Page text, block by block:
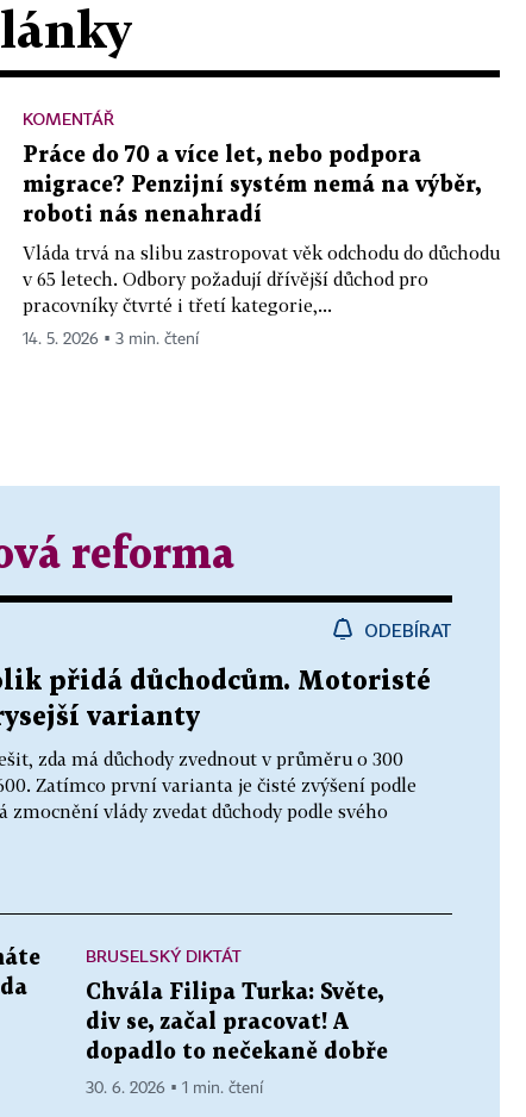
KOMENTÁŘ
Práce do 70 a více let, nebo podpora
migrace? Penzijní systém nemá na výběr,
roboti nás nenahradí
Vláda trvá na slibu zastropovat věk odchodu do důchodu
v 65 letech. Odbory požadují dřívější důchod pro
pracovníky čtvrté i třetí kategorie,...
14. 5. 2026 ▪ 3 min. čtení
reforma
ODEBÍRAT
přidá důchodcům. Motoristé
varianty
zda má důchody zvednout v průměru o 300
Zatímco první varianta je čisté zvýšení podle
vlády zvedat důchody podle svého
BRUSELSKÝ DIKTÁT
Chvála Filipa Turka: Světe,
div se, začal pracovat! A
dopadlo to nečekaně dobře
30. 6. 2026 ▪ 1 min. čtení